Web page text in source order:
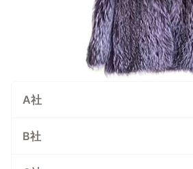
A社
B社